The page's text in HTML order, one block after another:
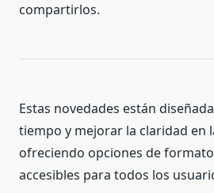
compartirlos.
Estas novedades están
tiempo y mejorar la claridad en
ofreciendo opciones de
accesibles para todos los